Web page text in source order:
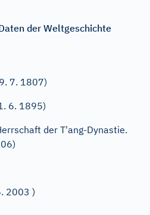
der Weltgeschichte
7. 1807)
6. 1895)
der T'ang-Dynastie.
2003 )